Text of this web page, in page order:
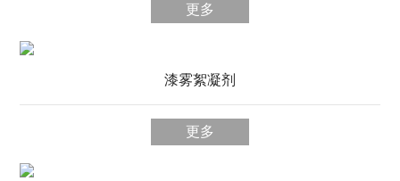
更多
漆雾絮凝剂
更多